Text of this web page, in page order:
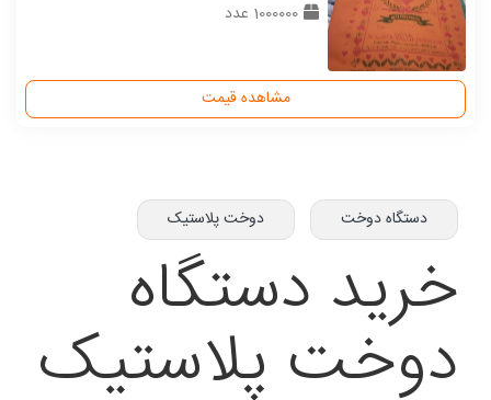
1000000 عدد
مشاهده قیمت
دستگاه دوخت دوخت پلاستیک
خرید دستگاه
دوخت پلاستیک